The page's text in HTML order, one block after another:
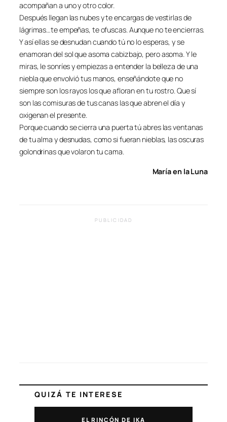
acompañan a uno y otro color.
Después llegan las nubes y te encargas de vestirlas de
lágrimas…te empeñas, te ofuscas. Aunque no te encierras.
Y así ellas se desnudan cuando tú no lo esperas, y se
enamoran del sol que asoma cabizbajo, pero asoma. Y le
miras, le sonríes y empiezas a entender la belleza de una
niebla que envolvió tus manos, enseñándote que no
siempre son los rayos los que afloran en tu rostro. Que sí
son las comisuras de tus canas las que abren el día y
oxigenan el presente.
Porque cuando se cierra una puerta tú abres las ventanas
de tu alma y desnudas, como si fueran nieblas, las oscuras
golondrinas que volaron tu cama.
María en la Luna
PUBLICIDAD
QUIZÁ TE INTERESE
EL RINCÓN DE IKA